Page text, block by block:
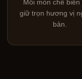
Mỗi món chế biến
giữ trọn hương vị
bản.